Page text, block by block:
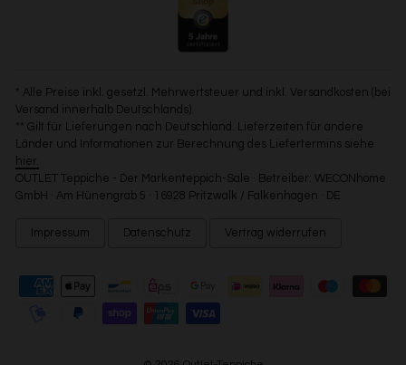
* Alle Preise inkl. gesetzl. Mehrwertsteuer und inkl. Versandkosten (bei
Versand innerhalb Deutschlands).
** Gilt für Lieferungen nach Deutschland. Lieferzeiten für andere
Länder und Informationen zur Berechnung des Liefertermins siehe
hier.
OUTLET Teppiche - Der Markenteppich-Sale · Betreiber: WECONhome
GmbH · Am Hünengrab 5 · 16928 Pritzwalk / Falkenhagen · DE
Impressum Datenschutz Vertrag widerrufen